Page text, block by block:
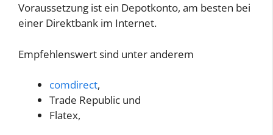
Voraussetzung ist ein Depotkonto, am besten bei
einer Direktbank im Internet.
Empfehlenswert sind unter anderem
comdirect,
Trade Republic und
Flatex,